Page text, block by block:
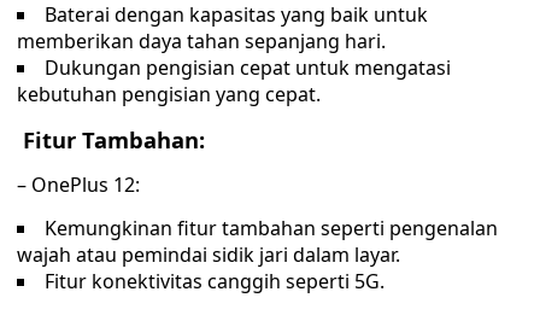
Baterai dengan kapasitas yang baik untuk
memberikan daya tahan sepanjang hari.
Dukungan pengisian cepat untuk mengatasi
kebutuhan pengisian yang cepat.
Fitur Tambahan:
– OnePlus 12:
Kemungkinan fitur tambahan seperti pengenalan
wajah atau pemindai sidik jari dalam layar.
Fitur konektivitas canggih seperti 5G.